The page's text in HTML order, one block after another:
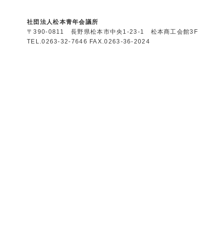
社団法人松本青年会議所
〒390-0811 長野県松本市中央1-23-1 松本商工会館3F
TEL.0263-32-7646 FAX.0263-36-2024